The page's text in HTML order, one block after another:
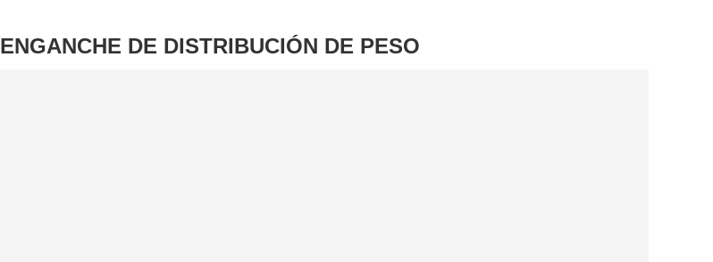
ENGANCHE DE DISTRIBUCIÓN DE PESO